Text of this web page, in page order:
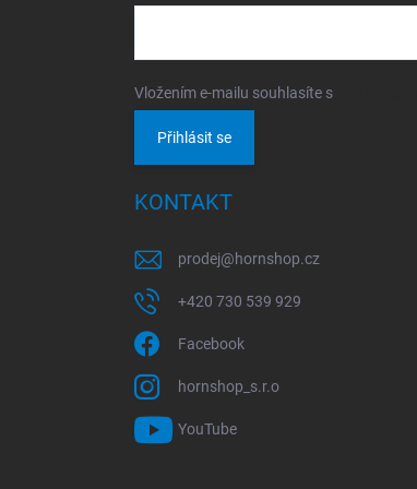
Vložením e-mailu souhlasíte s
Přihlásit se
KONTAKT
prodej@hornshop.cz
+420 730 539 929
Facebook
hornshop_s.r.o
YouTube